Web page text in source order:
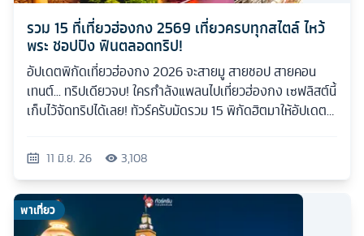
รวม 15 ที่เที่ยวฮ่องกง 2569 เที่ยวครบทุกสไตล์ ไหว้
พระ ชอปปิง ฟินตลอดทริป!
อัปเดตพิกัดเที่ยวฮ่องกง 2026 จะสายมู สายชอป สายคอน
เทนต์... ทริปเดียวจบ! ใครกำลังแพลนไปเที่ยวฮ่องกง เซฟลิสต์นี้
เก็บไว้จัดทริปได้เลย! ทัวร์ครับมัดรวม 15 พิกัดฮิตมาให้อัปเดต
11 มิ.ย. 26 3,108
พาเที่ยว